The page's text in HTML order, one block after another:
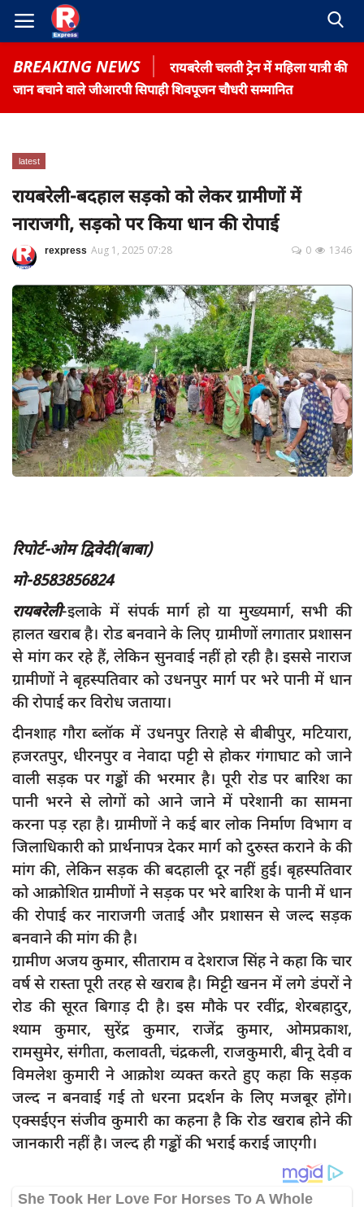
BREAKING NEWS
रायबरेली चलती ट्रेन में महिला यात्री की
जान बचाने वाले जीआरपी सिपाही शिवपूजन चौधरी सम्मानित
Home
Contact
Terms & Conditions
रोजगार समाचार
About US
Privacy Policy
App verify
समस्या
Covid-19
अपराध
साक्षात्कार
सामाजिक
खेल
latest
प्रशासनिक
दुर्घटना
editors-pick
other
Login
Register
English
latest
रायबरेली-बदहाल सड़को को लेकर ग्रामीणों में
नाराजगी, सड़को पर किया धान की रोपाई
rexpress Aug 1, 2025 07:28 1346
0
रिपोर्ट-ओम द्विवेदी(बाबा)
मो-8583856824
रायबरेली-इलाके में संपर्क मार्ग हो या मुख्यमार्ग, सभी की
हालत खराब है। रोड बनवाने के लिए ग्रामीणों लगातार प्रशासन
से मांग कर रहे हैं, लेकिन सुनवाई नहीं हो रही है। इससे नाराज
ग्रामीणों ने बृहस्पतिवार को उधनपुर मार्ग पर भरे पानी में धान
की रोपाई कर विरोध जताया।
दीनशाह गौरा ब्लॉक में उधनपुर तिराहे से बीबीपुर, मटियारा,
हजरतपुर, धीरनपुर व नेवादा पट्टी से होकर गंगाघाट को जाने
वाली सड़क पर गड्ढों की भरमार है। पूरी रोड पर बारिश का
पानी भरने से लोगों को आने जाने में परेशानी का सामना
करना पड़ रहा है। ग्रामीणों ने कई बार लोक निर्माण विभाग व
जिलाधिकारी को प्रार्थनापत्र देकर मार्ग को दुरुस्त कराने के की
मांग की, लेकिन सड़क की बदहाली दूर नहीं हुई। बृहस्पतिवार
को आक्रोशित ग्रामीणों ने सड़क पर भरे बारिश के पानी में धान
की रोपाई कर नाराजगी जताई और प्रशासन से जल्द सड़क
बनवाने की मांग की है।
ग्रामीण अजय कुमार, सीताराम व देशराज सिंह ने कहा कि चार
वर्ष से रास्ता पूरी तरह से खराब है। मिट्टी खनन में लगे डंपरों ने
रोड की सूरत बिगाड़ दी है। इस मौके पर रवींद्र, शेरबहादुर,
श्याम कुमार, सुरेंद्र कुमार, राजेंद्र कुमार, ओमप्रकाश,
रामसुमेर, संगीता, कलावती, चंद्रकली, राजकुमारी, बीनू देवी व
विमलेश कुमारी ने आक्रोश व्यक्त करते हुए कहा कि सड़क
जल्द न बनवाई गई तो धरना प्रदर्शन के लिए मजबूर होंगे।
एक्सईएन संजीव कुमारी का कहना है कि रोड खराब होने की
जानकारी नहीं है। जल्द ही गड्ढों की भराई कराई जाएगी।